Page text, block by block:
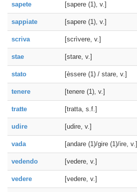
sapete [sapere (1), v.]
sappiate [sapere (1), v.]
scriva [scrìvere, v.]
stae [stare, v.]
stato [èssere (1) / stare, v.]
tenere [tenere (1), v.]
tratte [tratta, s.f.]
udire [udire, v.]
vada [andare (1)/gire (1)/ire, v.]
vedendo [vedere, v.]
vedere [vedere, v.]